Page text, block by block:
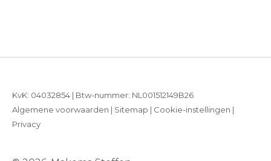
KvK: 04032854 | Btw-nummer: NL001512149B26
Algemene voorwaarden | Sitemap | Cookie-instellingen |
Privacy